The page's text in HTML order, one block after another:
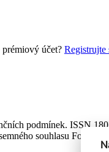
prémiový účet? Registrujte
podmínek. ISSN
souhlasu Focus